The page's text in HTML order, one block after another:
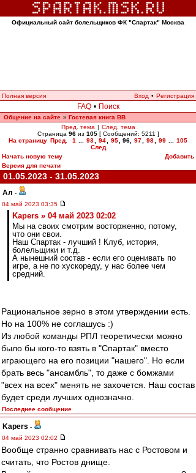
Официальный сайт болельщиков ФК "Спартак" Москва
Полная версия Вход • Регистрация
FAQ • Поиск
Общение на сайте » Гостевая книга ВВ
Пред. тема | След. тема
Страница 96из 105[ Сообщений: 5211 ]
На страницу Пред. 1 93 94 95 96 97 98 99
105
След.
Начать новую тему
Добавить
Версия для печати
01.05.2023 - 31.05.2023
Ал -
04 май 2023 03:35
Kapers » 04 май 2023 02:02
Мы на своих смотрим восторженно, потому,
что они свои.
Наш Спартак - лучший ! Клуб, история,
болельщики и т.д.
А нынешний состав - если его оценивать по
игре, а не по хускореду, у нас более чем
средний.
Рациональное зерно в этом утверждении есть.
Но на 100% не соглашусь :)
Из любой команды РПЛ теоретически можно
было бы кого-то взять в "Спартак" вместо
играющего на его позиции "нашего". Но если
брать весь "ансамбль", то даже с бомжами
"всех на всех" менять не захочется. Наш состав
будет среди лучших однозначно.
Последнее сообщение
Kapers -
04 май 2023 02:02
Вообще странно сравнивать нас с Ростовом и
считать, что Ростов днище.